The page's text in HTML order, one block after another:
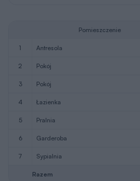
Pomieszczenie
1 antresola
2 pokój
3 pokój
4 łazienka
5 pralnia
6 garderoba
7 sypialnia
Razem